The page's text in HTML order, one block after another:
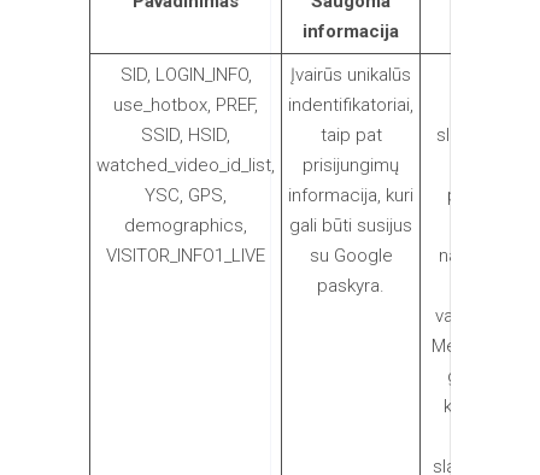
informacija
SID, LOGIN_INFO,
use_hotbox, PREF,
SSID, HSID,
watched_video_id_list,
YSC, GPS,
demographics,
VISITOR_INFO1_LIVE
Įvairūs unikalūs
indentifikatoriai,
taip pat
prisijungimų
informacija, kuri
gali būti susijus
su Google
paskyra.
slapukus bet
puslapyje,
naudojamas
vaizdo įrašai.
Mes
galimybės
kontroliuoti
slapukus.,